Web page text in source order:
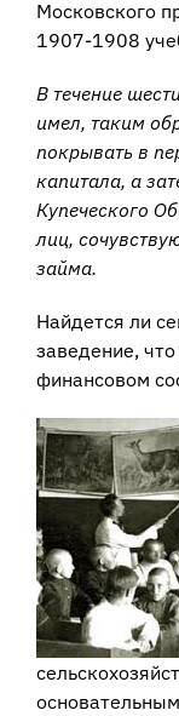
Московского
1907-1908
В течение
имел, таким
покрывать в
капитала, а
Купеческого
лиц,
займа.
Найдется ли
заведение,
финансовом